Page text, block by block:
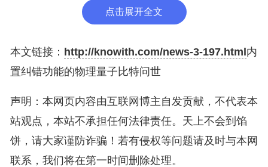
过大量光脉冲将单个光子生成为量子比特，然后让它
们作为逻辑量子比特相互作用这一过程。
研究人员表示，他们只需要一个光脉冲就可获得一个
理量子比特已经等同于逻辑量子比特。这是一个非凡
而独特的概念。
虽然东京大学实验产生的逻辑量子比特的质量还不足
点击展开全文
本文链接： http://knowith.com/news-3-197.html 内
置纠错功能的物理量子比特问世
声明：本网页内容由互联网博主自发贡献，不代表本
站观点，本站不承担任何法律责任。天上不会到馅
饼，请大家谨防诈骗！若有侵权等问题请及时与本网
联系，我们将在第一时间删除处理。